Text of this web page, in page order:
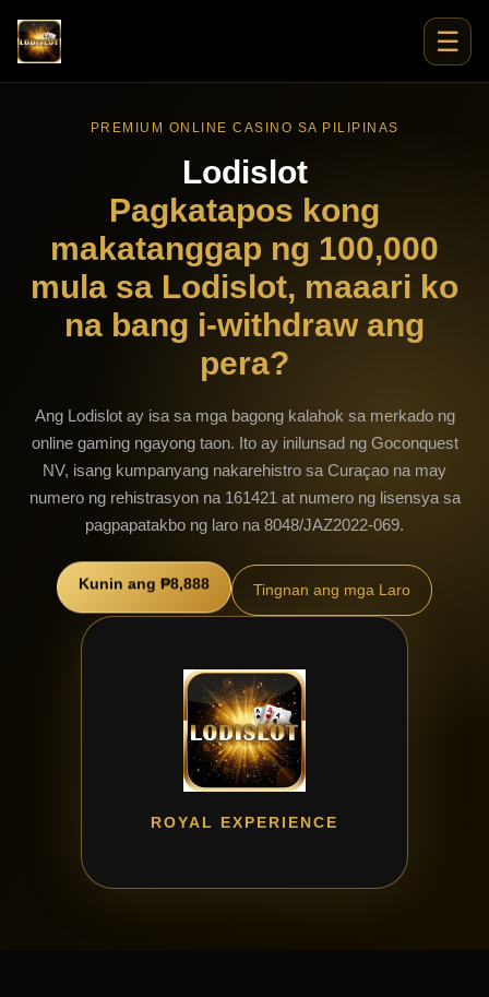
☰
PREMIUM ONLINE CASINO SA PILIPINAS
Lodislot
Pagkatapos kong
makatanggap ng 100,000
mula sa Lodislot, maaari ko
na bang i-withdraw ang
pera?
Ang Lodislot ay isa sa mga bagong kalahok sa merkado ng
online gaming ngayong taon. Ito ay inilunsad ng Goconquest
NV, isang kumpanyang nakarehistro sa Curaçao na may
numero ng rehistrasyon na 161421 at numero ng lisensya sa
pagpapatakbo ng laro na 8048/JAZ2022-069.
Kunin ang ₱8,888 Tingnan ang mga Laro
ROYAL EXPERIENCE